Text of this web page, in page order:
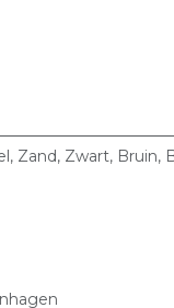
, Zand, Zwart, Bruin,